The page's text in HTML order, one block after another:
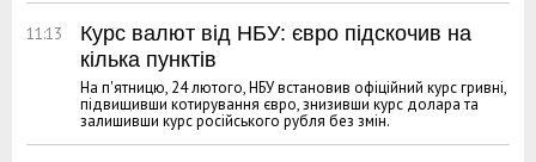
11:13
Курс валют від НБУ: євро підскочив на
кілька пунктів
На п'ятницю, 24 лютого, НБУ встановив офіційний курс гривні,
підвищивши котирування євро, знизивши курс долара та
залишивши курс російського рубля без змін.